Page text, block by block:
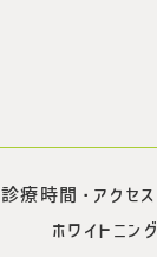
診療時間・アクセス
ホワイトニング